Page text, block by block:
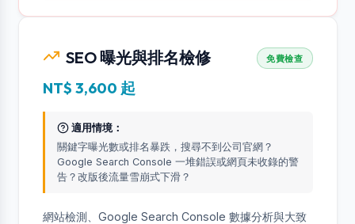
SEO 曝光與排名檢修 免費檢查
NT$ 3,600 起
適用情境：
關鍵字曝光數或排名暴跌，搜尋不到公司官網？
Google Search Console 一堆錯誤或網頁未收錄的警
告？改版後流量雪崩式下滑？
網站檢測、Google Search Console 數據分析與大致